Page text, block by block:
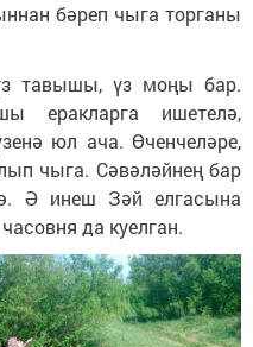
бәреп чыга торганы
тавышы, үз моңы бар.
еракларга ишетелә,
юл ача. Өченчеләре,
чыга. Сәвәләйнең бар
Ә инеш Зәй елгасына
да куелган.